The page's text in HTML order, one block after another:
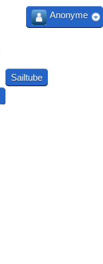
Sailtube
Anonyme